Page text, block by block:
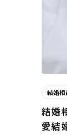
結婚相
結婚
愛結